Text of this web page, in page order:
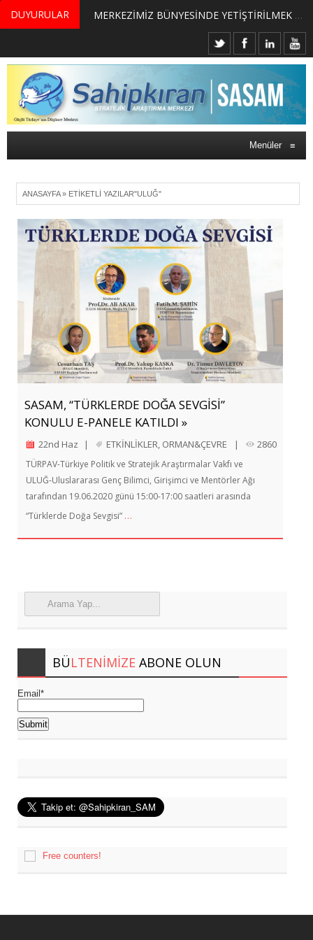
DUYURULAR MERKEZİMİZ BÜNYESİNDE YETİŞTİRİLMEK ÜZERE GÖNÜLLÜ ÜLKE MASASI UZMANI VE UZMAN ADAYLARI ARIYORUZ
Menüler ≡
ANASAYFA» ETIKETLI YAZILAR"ULUĞ"
SASAM, “TÜRKLERDE DOĞA SEVGİSİ”
KONULU E-PANELE KATILDI »
22nd Haz | ETKİNLİKLER, ORMAN&ÇEVRE | 2860
TÜRPAV-Türkiye Politik ve Stratejik Araştırmalar Vakfı ve
ULUĞ-Uluslararası Genç Bilimci, Girişimci ve Mentörler Ağı
tarafından 19.06.2020 günü 15:00-17:00 saatleri arasında
“Türklerde Doğa Sevgisi” …
BÜLTENIMIZE ABONE OLUN
Email*